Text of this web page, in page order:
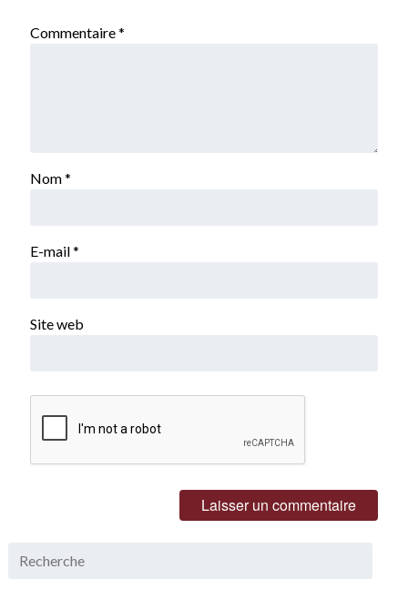
Commentaire*
Nom*
E-mail*
Site web